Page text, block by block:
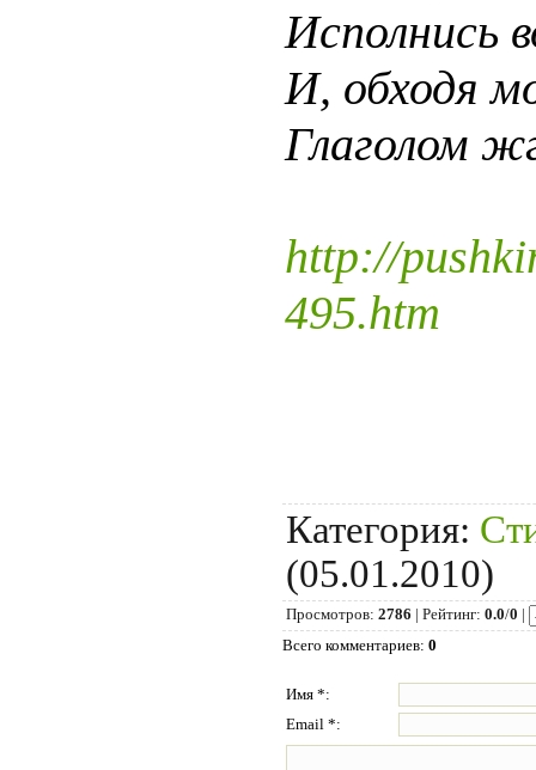
Исполнись
И, обходя
Глаголом
http://
495.htm
Категория:
(05.01.2010)
Просмотров: 2786 | Рейтинг: 0.0/0 |
Всего комментариев: 0
Имя *:
Email *: